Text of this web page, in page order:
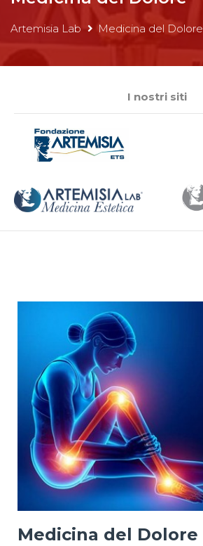
Artemisia Lab Medicina del Dolore
I nostri siti
Medicina del Dolore